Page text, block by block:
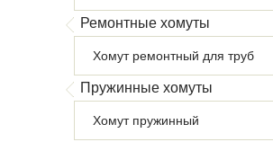
Ремонтные хомуты
Хомут ремонтный для труб
Пружинные хомуты
Хомут пружинный